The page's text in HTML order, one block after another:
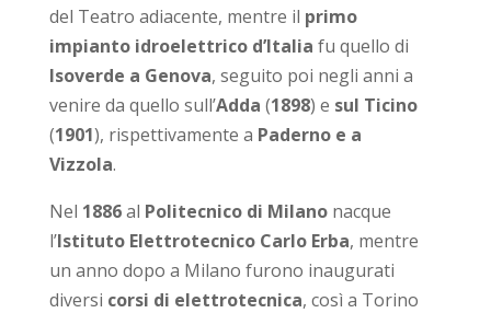
del Teatro adiacente, mentre il primo
impianto idroelettrico d’Italia fu quello di
Isoverde a Genova, seguito poi negli anni a
venire da quello sull’Adda (1898) e sul Ticino
(1901), rispettivamente a Paderno e a
Vizzola.
Nel 1886al Politecnico di Milanonacque
l’Istituto Elettrotecnico Carlo Erba, mentre
un anno dopo a Milano furono inaugurati
diversi corsi di elettrotecnica, così a Torino